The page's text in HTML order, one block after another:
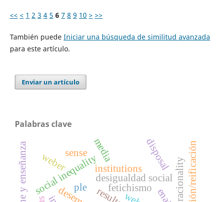
<< < 1 2 3 4 5 6 7 8 9 10 > >>
También puede Iniciar una búsqueda de similitud avanzada
para este artículo.
Enviar un artículo
Palabras clave
fetichismo
social inequalitydesigualdad social racionality
weber institutions disposal
media
cine y enseñanza ple
sense